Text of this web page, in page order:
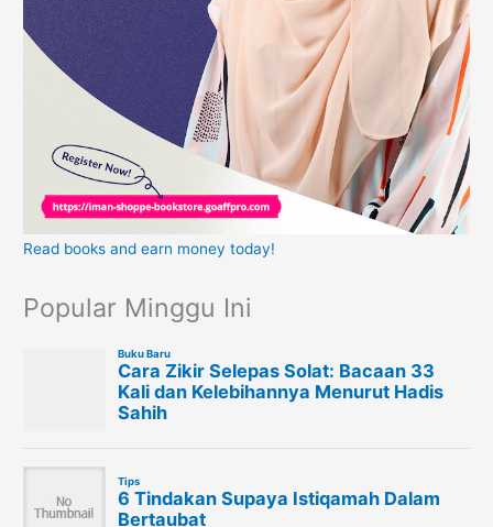
Read books and earn money today!
Popular Minggu Ini